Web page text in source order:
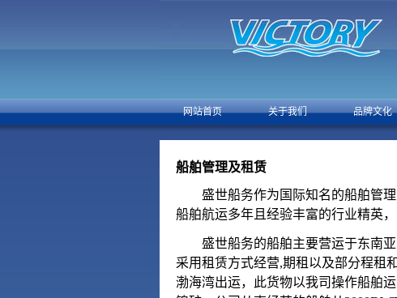
网站首页 关于我们 品牌文化
船舶管理及租赁
盛世船务作为国际知名的船舶管理
船舶航运多年且经验丰富的行业精英
盛世船务的船舶主要营运于东南亚
采用租赁方式经营,期租以及部分程租
渤海湾出运，此货物以我司操作船舶